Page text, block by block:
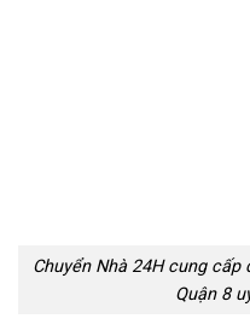
Chuyển Nhà 24H cung
Quận 8